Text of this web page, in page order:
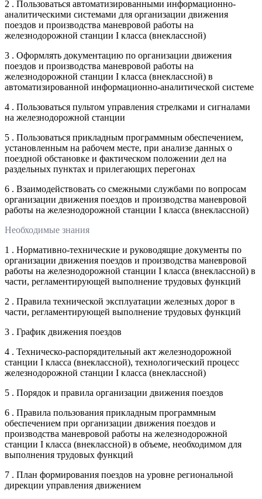
2 . Пользоваться автоматизированными информационно-
аналитическими системами для организации движения
поездов и производства маневровой работы на
железнодорожной станции I класса (внеклассной)
3 . Оформлять документацию по организации движения
поездов и производства маневровой работы на
железнодорожной станции I класса (внеклассной) в
автоматизированной информационно-аналитической системе
4 . Пользоваться пультом управления стрелками и сигналами
на железнодорожной станции
5 . Пользоваться прикладным программным обеспечением,
установленным на рабочем месте, при анализе данных о
поездной обстановке и фактическом положении дел на
раздельных пунктах и прилегающих перегонах
6 . Взаимодействовать со смежными службами по вопросам
организации движения поездов и производства маневровой
работы на железнодорожной станции I класса (внеклассной)
Необходимые знания
1 . Нормативно-технические и руководящие документы по
организации движения поездов и производства маневровой
работы на железнодорожной станции I класса (внеклассной) в
части, регламентирующей выполнение трудовых функций
2 . Правила технической эксплуатации железных дорог в
части, регламентирующей выполнение трудовых функций
3 . График движения поездов
4 . Техническо-распорядительный акт железнодорожной
станции I класса (внеклассной), технологический процесс
железнодорожной станции I класса (внеклассной)
5 . Порядок и правила организации движения поездов
6 . Правила пользования прикладным программным
обеспечением при организации движения поездов и
производства маневровой работы на железнодорожной
станции I класса (внеклассной) в объеме, необходимом для
выполнения трудовых функций
7 . План формирования поездов на уровне региональной
дирекции управления движением